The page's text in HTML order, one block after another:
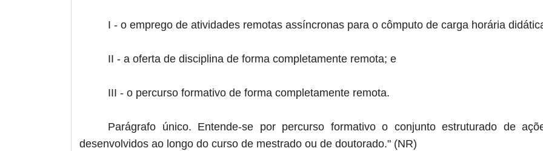
I - o emprego de atividades remotas assíncronas para o cômputo de carga horária
II - a oferta de disciplina de forma completamente remota; e
III - o percurso formativo de forma completamente remota.
Parágrafo único. Entende-se por percurso formativo o conjunto estruturado de
desenvolvidos ao longo do curso de mestrado ou de doutorado." (NR)